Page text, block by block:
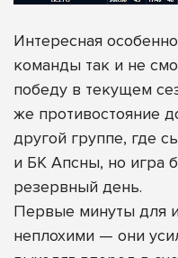
Интересная
команды так и не
победу в текущем
же противостояние
другой группе, где
и БК Апсны, но игра
резервный день.
Первые минуты для
неплохими — они